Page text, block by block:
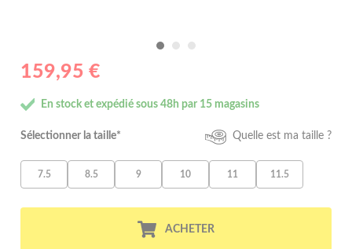
159,95 €
En stock et expédié sous 48h par 15 magasins
Sélectionner la taille* Quelle est ma taille ?
7.5 8.5 9 10 11 11.5
ACHETER